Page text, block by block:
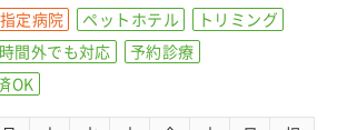
定病院
ペットホテル
トリミング
時間外でも対応
予約診療
OK